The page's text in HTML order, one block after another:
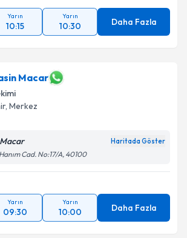
Yarın
10:15
Yarın
10:30 Daha Fazla
Macar
, Merkez
Haritada Göster
Cad. No:17/A, 40100
Yarın
09:30
Yarın
10:00 Daha Fazla